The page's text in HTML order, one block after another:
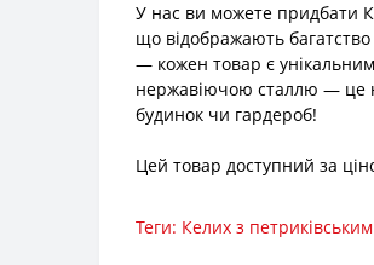
У нас ви можете придбати
що відображають багатство
— кожен товар є
нержавіючою сталлю — це
будинок чи гардероб!
Цей товар доступний за
Теги: Келих з